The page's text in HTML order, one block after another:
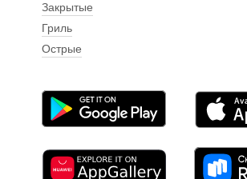
Закрытые
Гриль
Острые